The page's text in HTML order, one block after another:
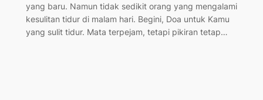
yang baru. Namun tidak sedikit orang yang mengalami
kesulitan tidur di malam hari. Begini, Doa untuk Kamu
yang sulit tidur. Mata terpejam, tetapi pikiran tetap…